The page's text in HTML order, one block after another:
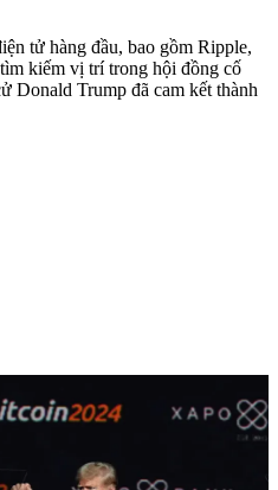
tử hàng đầu, bao gồm Ripple,
kiếm vị trí trong hội đồng cố
Donald Trump đã cam kết thành